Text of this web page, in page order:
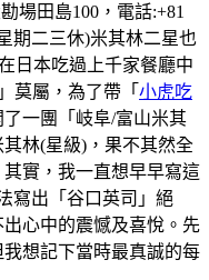
場田島100，電話:+81
期二三休)米其林二星也
日本吃過上千家餐廳中
莫屬，為了帶「 小虎吃
一團「岐阜/富山米其
林(星級)，果不其然全
實，我一直想早早寫這
寫出「谷口英司」絕
心中的震憾及喜悅。先
想記下當時最真誠的每